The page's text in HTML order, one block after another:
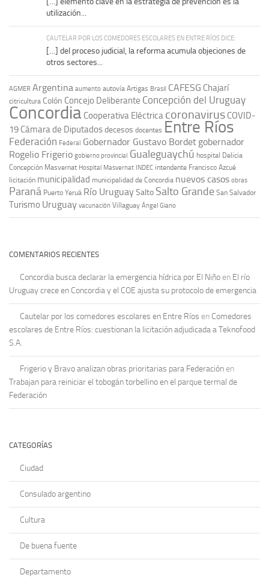
utilización...
CAUTELAR POR LOS COMEDORES ESCOLARES EN ENTRE RÍOS DICE:
[…] del proceso judicial, la reforma acumula objeciones de
otros sectores...
AGMER Argentina aumento autovía Artigas Brasil CAFESG Chajarí
citricultura Colón Concejo Deliberante Concepción del Uruguay
Concordia Cooperativa Eléctrica coronavirus COVID-
19 Cámara de Diputadosdecesos docentes Entre Ríos
Federación Federal Gobernador Gustavo Bordet gobernador
Rogelio Frigerio gobierno provincial Gualeguaychú hospital Delicia
Concepción Masvernat Hospital Masvernat INDEC intendente Francisco Azcué
licitación municipalidad municipalidad de Concordia nuevos casos obras
Paraná Puerto Yeruá Río UruguaySalto Salto Grande San Salvador
Turismo Uruguay vacunación Villaguay Ángel Giano
COMENTARIOS RECIENTES
Concordia busca declarar la emergencia hídrica por El Niño en El río
Uruguay crece en Concordia y el COE ajusta su protocolo de emergencia
Cautelar por los comedores escolares en Entre Ríos en Comedores
escolares de Entre Ríos: cuestionan la licitación adjudicada a Teknofood
S.A.
Frigerio y Bravo analizan obras prioritarias para Federación en
Trabajan para reiniciar el tobogán torbellino en el parque termal de
Federación
CATEGORÍAS
Ciudad
Consulado argentino
Cultura
De buena fuente
Departamento